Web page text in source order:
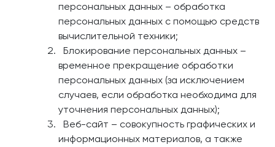
персональных данных – обработка
персональных данных с помощью средств
вычислительной техники;
Блокирование персональных данных –
временное прекращение обработки
персональных данных (за исключением
случаев, если обработка необходима для
уточнения персональных данных);
Веб-сайт – совокупность графических и
информационных материалов, а также